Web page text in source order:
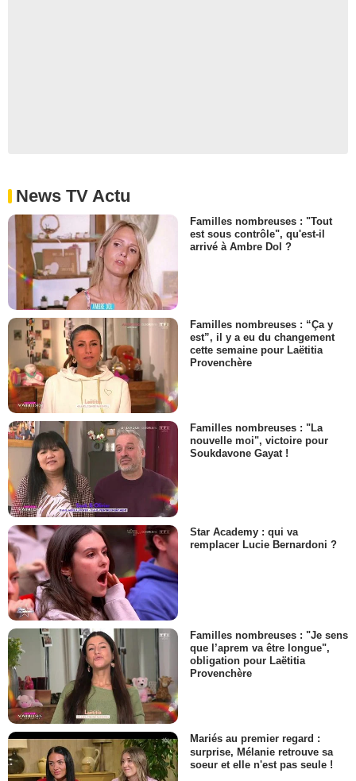
News TV Actu
Familles nombreuses : "Tout
est sous contrôle", qu'est-il
arrivé à Ambre Dol ?
Familles nombreuses : “Ça y
est”, il y a eu du changement
cette semaine pour Laëtitia
Provenchère
Familles nombreuses : "La
nouvelle moi", victoire pour
Soukdavone Gayat !
Star Academy : qui va
remplacer Lucie Bernardoni ?
Familles nombreuses : "Je sens
que l’aprem va être longue",
obligation pour Laëtitia
Provenchère
Mariés au premier regard :
surprise, Mélanie retrouve sa
soeur et elle n'est pas seule !